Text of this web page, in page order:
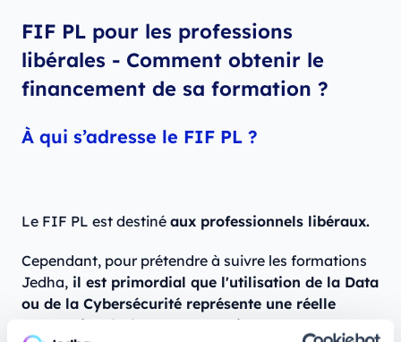
FIF PL pour les professions
libérales - Comment obtenir le
financement de sa formation ?
À qui s’adresse le FIF PL ?
Le FIF PL est destiné aux professionnels libéraux.
Cependant, pour prétendre à suivre les formations
Jedha, il est primordial que l'utilisation de la Data
ou de la Cybersécurité représente une réelle
valeur ajoutée à votre profession.